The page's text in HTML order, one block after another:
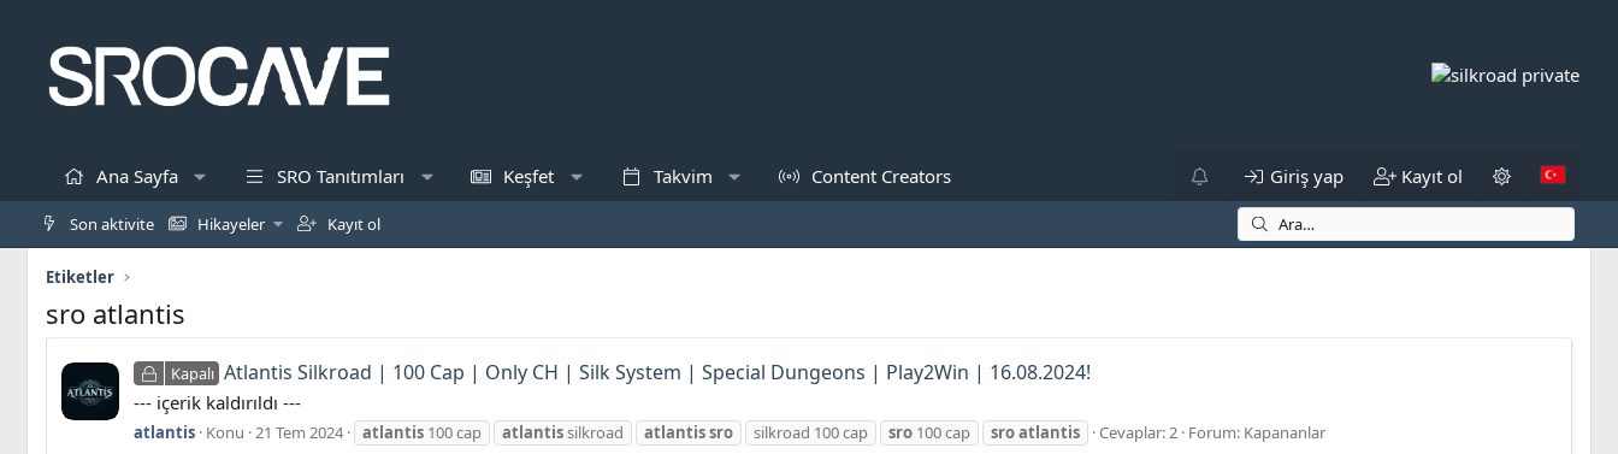
Ana Sayfa SRO Tanıtımları Keşfet Takvim Content Creators Giriş yap Kayıt ol
Son aktivite Hikayeler Kayıt ol
Etiketler
sro atlantis
Kapalı Atlantis Silkroad | 100 Cap | Only CH | Silk System | Special Dungeons | Play2Win | 16.08.2024!
--- içerik kaldırıldı ---
atlantis Konu 21 Tem 2024 atlantis 100 cap atlantissilkroad atlantissro silkroad 100 cap sro 100 cap sroatlantis Cevaplar: 2 Forum: Kapananlar